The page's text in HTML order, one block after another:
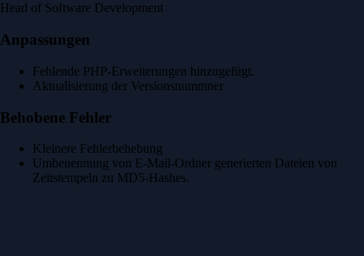
Head of Software Development
Anpassungen
Fehlende PHP-Erweiterungen hinzugefügt.
Aktualisierung der Versionsnummner
Behobene Fehler
Kleinere Fehlerbehebung
Umbenennung von E-Mail-Ordner generierten Dateien von
Zeitstempeln zu MD5-Hashes.